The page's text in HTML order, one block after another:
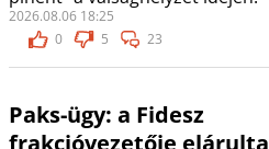
2026.08.06 18:25
0
5 23
Paks-ügy: a Fidesz